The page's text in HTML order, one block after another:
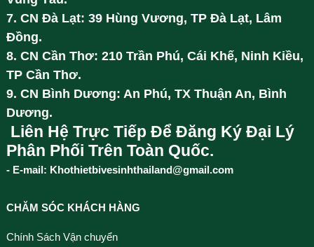
7. CN Đà Lạt: 39 Hùng Vương, TP Đà Lạt, Lâm
Đồng.
8. CN Cần Thơ: 210 Trần Phú, Cái Khế, Ninh Kiều,
TP Cần Thơ.
9. CN Bình Dương: An Phú, TX Thuận An, Bình
Dương.
Liên Hệ Trực Tiếp Để Đăng Ký Đại Lý
Phân Phối Trên Toàn Quốc.
- E-mail: Khothietbivesinhthailand@gmail.com
CHĂM SÓC KHÁCH HÀNG
Chính Sách Vận chuyển